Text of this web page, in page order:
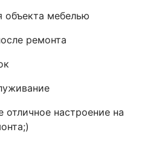
объекта мебелью
ремонта
настроение на